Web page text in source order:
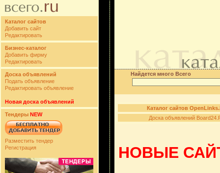
Каталог сайтов
Добавить сайт
Редактировать
Бизнес-каталог
Добавить фирму
Редактировать
Доска объявлений
Подать объявление
Редактировать объявление
Новая доска объявлений
Тендеры NEW
Разместить тендер
Регистрация
Найдется много Всего
Каталог сайтов
Доска объявлений
НОВЫЕ